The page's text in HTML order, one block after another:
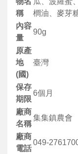
稱
櫚油、麥芽
內容
量
90g
原產
地
(國)
臺灣
保存
期限
6個月
廠商
名稱
集集鎮農會
廠商
電話
049-